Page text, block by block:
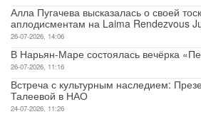
Алла Пугачева высказалась о своей
аплодисментам на Laima Rendezvous
26-07-2026, 14:06
В Нарьян-Маре состоялась вечёрка
26-07-2026, 11:16
Встреча с культурным наследием:
Талеевой в НАО
24-07-2026, 11:26